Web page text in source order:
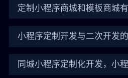
定制小程序商城和模板商城
小程序定制开发与二次开发
同城小程序定制化开发，小